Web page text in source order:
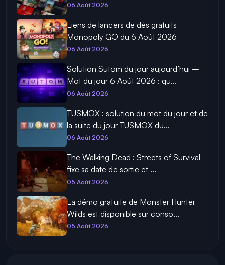
06 Août 2026
Liens de lancers de dés gratuits
Monopoly GO du 6 Août 2026
06 Août 2026
Solution Sutom du jour aujourd’hui –
Mot du jour 6 Août 2026 : qu...
06 Août 2026
TUSMOX : solution du mot du jour et de
la suite du jour TUSMOX du...
06 Août 2026
The Walking Dead : Streets of Survival
fixe sa date de sortie et ...
05 Août 2026
La démo gratuite de Monster Hunter
Wilds est disponible sur conso...
05 Août 2026